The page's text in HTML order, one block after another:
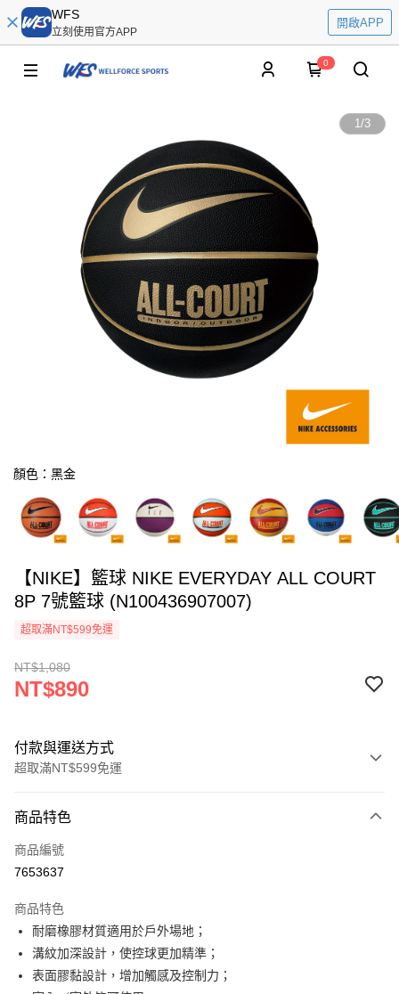
WFS
立刻使用官方APP
開啟APP
0
1/3
顏色：黑金
【NIKE】籃球 NIKE EVERYDAY ALL COURT
8P 7號籃球 (N100436907007)
超取滿NT$599免運
NT$1,080
NT$890
付款與運送方式
超取滿NT$599免運
信用卡一次付款
超商取貨付款
運送方式
全家取貨付款
每筆NT$80，滿NT$599(含以上)免運費
商品特色
商品編號
7653637
商品特色
耐磨橡膠材質適用於戶外場地；
溝紋加深設計，使控球更加精準；
表面膠黏設計，增加觸感及控制力；